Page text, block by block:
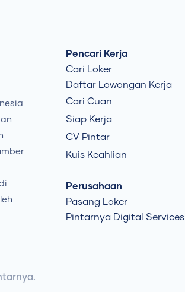
Pencari Kerja
Cari Loker
Daftar Lowongan Kerja
Cari Cuan
Siap Kerja
CV Pintar
Kuis Keahlian
Perusahaan
Pasang Loker
Pintarnya Digital Services